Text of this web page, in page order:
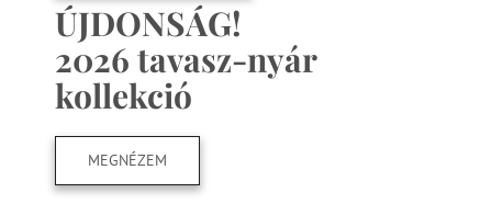
ÚJDONSÁG!
2026 tavasz-nyár
kollekció
MEGNÉZEM